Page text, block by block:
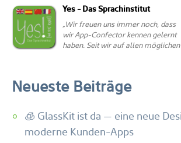
Neueste Beiträge
🧊 GlassKit ist da — eine neue
moderne Kunden-Apps